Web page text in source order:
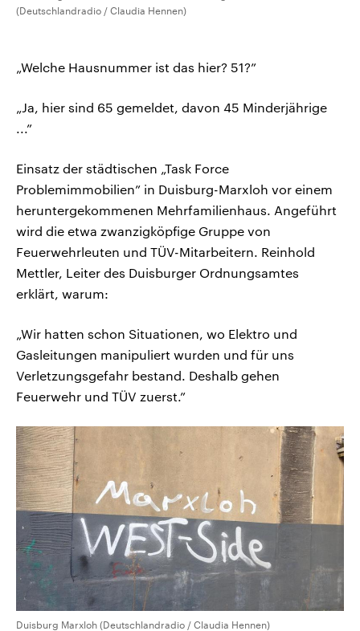
(Deutschlandradio / Claudia Hennen)
„Welche Hausnummer ist das hier? 51?”
„Ja, hier sind 65 gemeldet, davon 45 Minderjährige
...”
Einsatz der städtischen „Task Force
Problemimmobilien” in Duisburg-Marxloh vor einem
heruntergekommenen Mehrfamilienhaus. Angeführt
wird die etwa zwanzigköpfige Gruppe von
Feuerwehrleuten und TÜV-Mitarbeitern. Reinhold
Mettler, Leiter des Duisburger Ordnungsamtes
erklärt, warum:
„Wir hatten schon Situationen, wo Elektro und
Gasleitungen manipuliert wurden und für uns
Verletzungsgefahr bestand. Deshalb gehen
Feuerwehr und TÜV zuerst.”
Duisburg Marxloh (Deutschlandradio / Claudia Hennen)